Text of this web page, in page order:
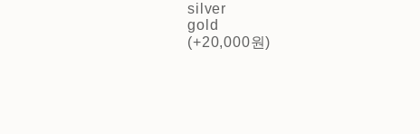
silver
gold
(+20,000원)